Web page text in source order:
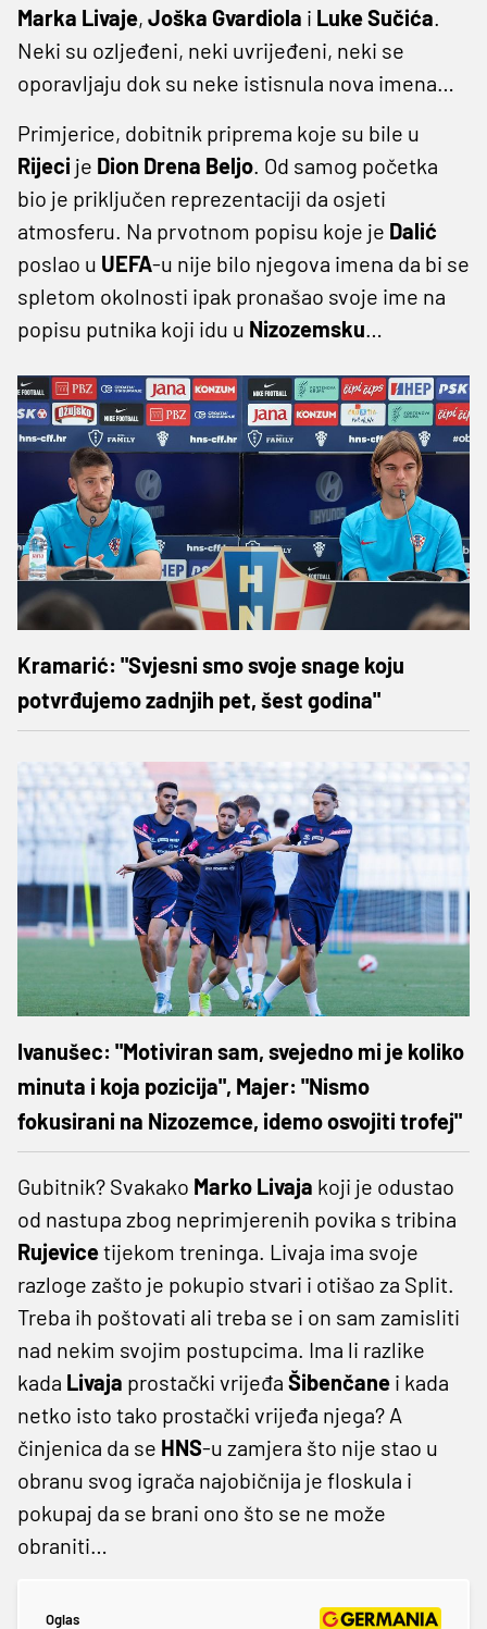
Marka Livaje, Joška Gvardiola i LukeSučića.
Neki su ozljeđeni, neki uvrijeđeni, neki se
oporavljaju dok su neke istisnula nova imena…
Primjerice, dobitnik priprema koje su bile u
Rijeci je Dion Drena Beljo. Od samog početka
bio je priključen reprezentaciji da osjeti
atmosferu. Na prvotnom popisu koje je Dalić
poslao u UEFA-u nije bilo njegova imena da bi se
spletom okolnosti ipak pronašao svoje ime na
popisu putnika koji idu u Nizozemsku…
Kramarić: "Svjesni smo svoje snage koju
potvrđujemo zadnjih pet, šest godina"
Ivanušec: "Motiviran sam, svejedno mi je koliko
minuta i koja pozicija", Majer: "Nismo
fokusirani na Nizozemce, idemo osvojiti trofej"
Gubitnik? Svakako Marko Livaja koji je odustao
od nastupa zbog neprimjerenih povika s tribina
Rujevicetijekom treninga. Livaja ima svoje
razloge zašto je pokupio stvari i otišao za Split.
Treba ih poštovati ali treba se i on sam zamisliti
nad nekim svojim postupcima. Ima li razlike
kada Livaja prostački vrijeđa Šibenčane i kada
netko isto tako prostački vrijeđa njega? A
činjenica da se HNS-u zamjera što nije stao u
obranu svog igrača najobičnija je floskula i
pokupaj da se brani ono što se ne može
obraniti…
Oglas